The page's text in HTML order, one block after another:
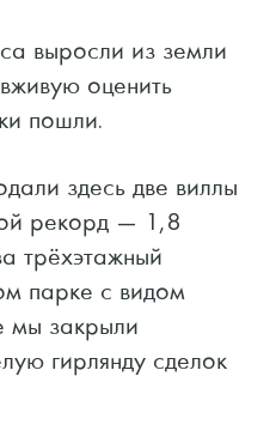
выросли из земли
оценить
пошли.
здесь две виллы
рекорд — 1,8
трёхэтажный
парке с видом
мы закрыли
гирлянду сделок